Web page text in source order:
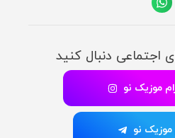
اجتماعی دنبال کنید
موزیک نو
موزیک نو